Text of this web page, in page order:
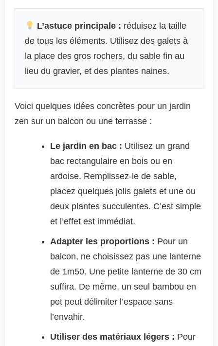
L’astuce principale : réduisez la taille
de tous les éléments. Utilisez des galets à
la place des gros rochers, du sable fin au
lieu du gravier, et des plantes naines.
Voici quelques idées concrètes pour un jardin
zen sur un balcon ou une terrasse :
Le jardin en bac : Utilisez un grand
bac rectangulaire en bois ou en
ardoise. Remplissez-le de sable,
placez quelques jolis galets et une ou
deux plantes succulentes. C’est simple
et l’effet est immédiat.
Adapter les proportions : Pour un
balcon, ne choisissez pas une lanterne
de 1m50. Une petite lanterne de 30 cm
suffira. De même, un seul bambou en
pot peut délimiter l’espace sans
l’envahir.
Utiliser des matériaux légers : Pour